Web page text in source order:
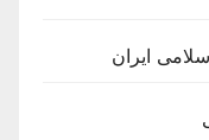
ایران